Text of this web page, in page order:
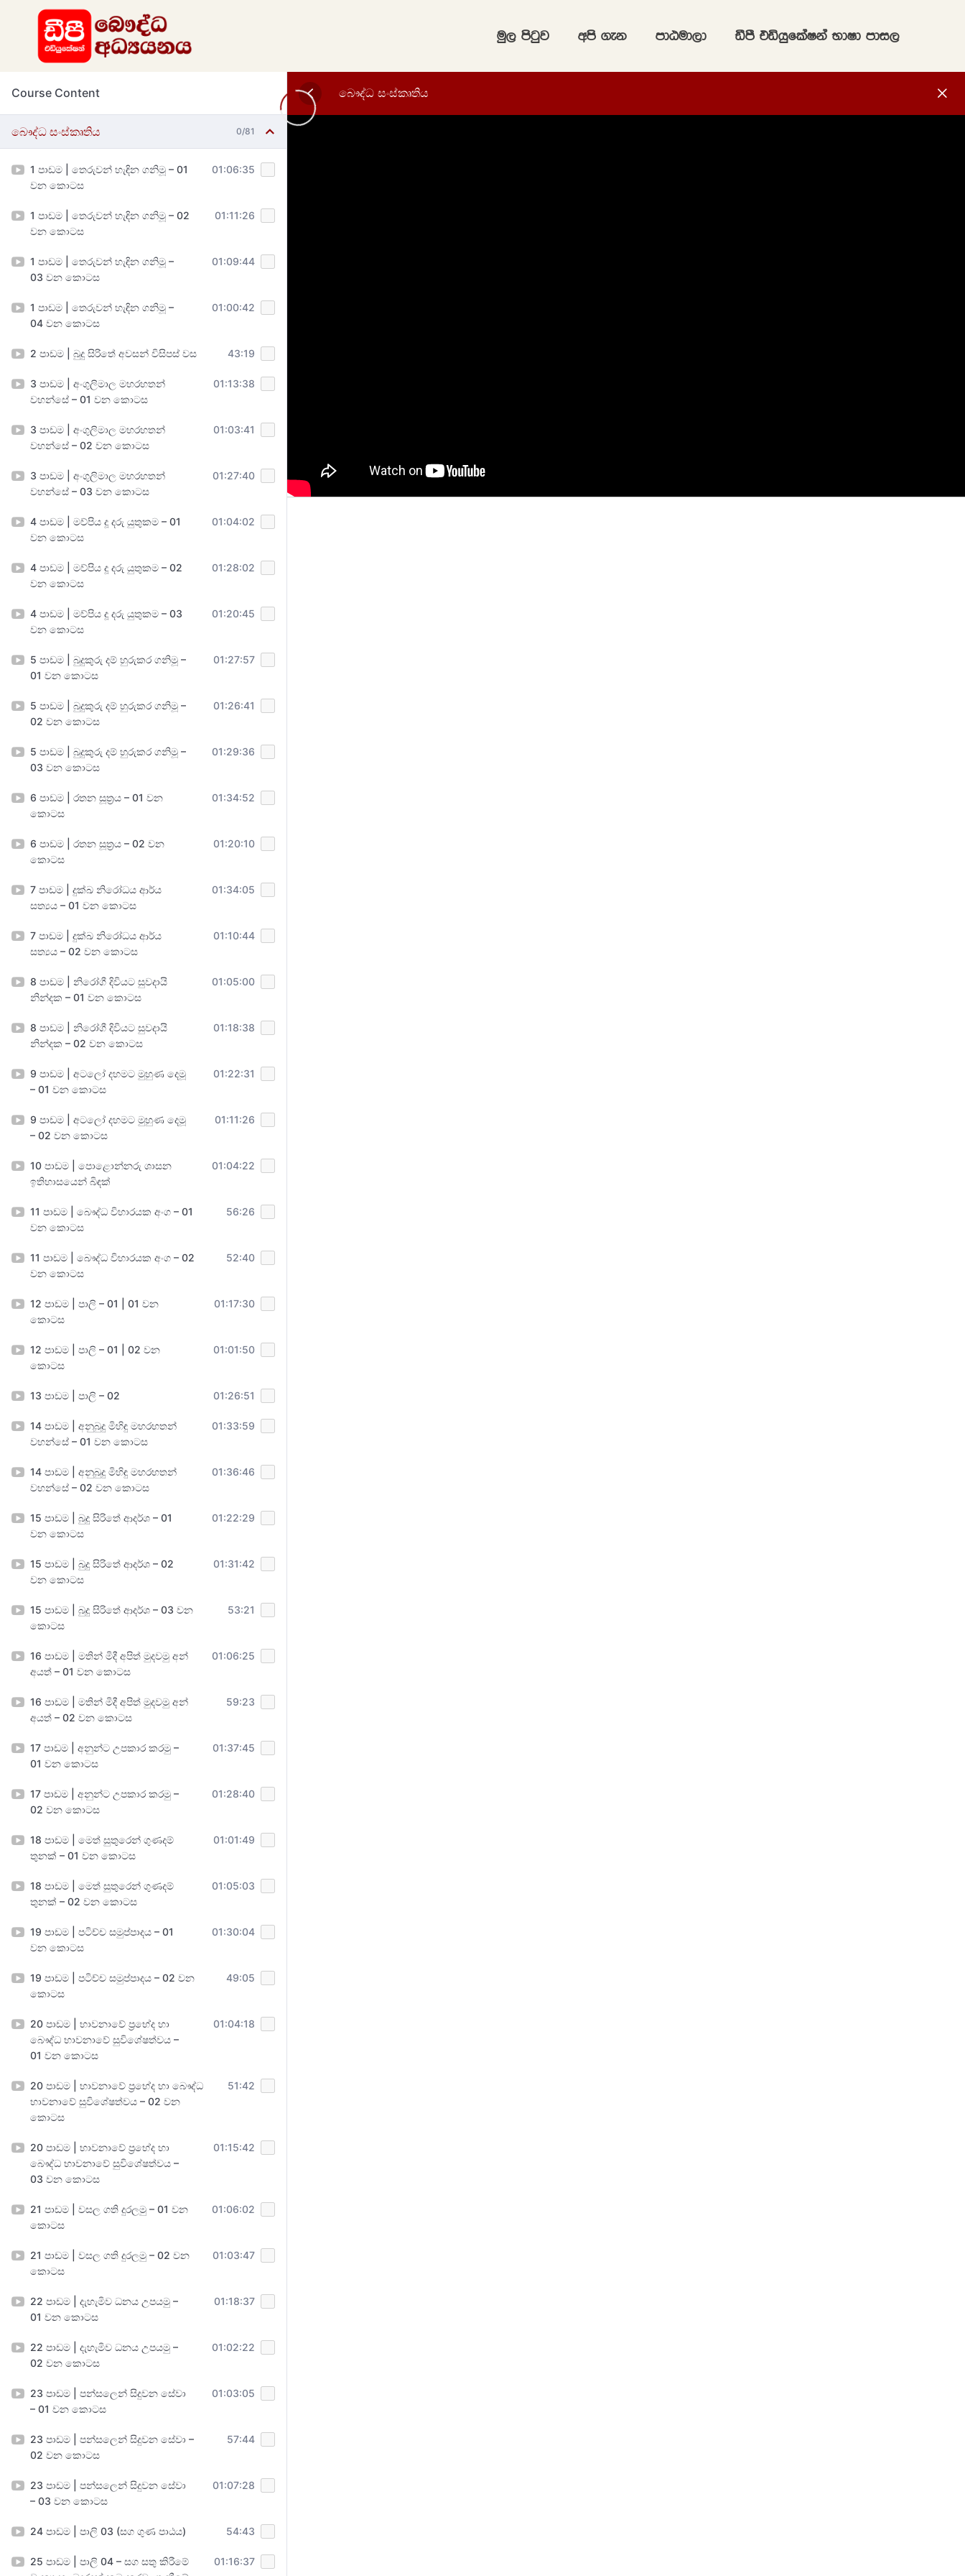
uq, msgqj wms .ek mdGud,d ãmS tähqflaIka NdId mdi,
Course Content
බෞද්ධ සංස්කෘතිය 0/81
1 පාඩම | තෙරුවන් හැඳින ගනිමූ – 01
වන කොටස
01:06:35
1 පාඩම | තෙරුවන් හැඳින ගනිමූ – 02
වන කොටස
01:11:26
1 පාඩම | තෙරුවන් හැඳින ගනිමූ –
03 වන කොටස
01:09:44
1 පාඩම | තෙරුවන් හැඳින ගනිමූ –
04 වන කොටස
01:00:42
2 පාඩම | බුදු සිරිතේ අවසන් විසිපස් වස 43:19
3 පාඩම | අංගුලිමාල මහරහතන්
වහන්සේ – 01 වන කොටස
01:13:38
3 පාඩම | අංගුලිමාල මහරහතන්
වහන්සේ – 02 වන කොටස
01:03:41
3 පාඩම | අංගුලිමාල මහරහතන්
වහන්සේ – 03 වන කොටස
01:27:40
4 පාඩම | මව්පිය දූ දරු යුතුකම – 01
වන කොටස
01:04:02
4 පාඩම | මව්පිය දූ දරු යුතුකම – 02
වන කොටස
01:28:02
4 පාඩම | මව්පිය දූ දරු යුතුකම – 03
වන කොටස
01:20:45
5 පාඩම | බුදුකුරු දම් හුරුකර ගනිමූ –
01 වන කොටස
01:27:57
5 පාඩම | බුදුකුරු දම් හුරුකර ගනිමූ –
02 වන කොටස
01:26:41
5 පාඩම | බුදුකුරු දම් හුරුකර ගනිමූ –
03 වන කොටස
01:29:36
6 පාඩම | රතන සූත්‍රය – 01 වන
කොටස
01:34:52
6 පාඩම | රතන සූත්‍රය – 02 වන
කොටස
01:20:10
7 පාඩම | දුක්ඛ නිරෝධය ආර්ය
සත්‍යය – 01 වන කොටස
01:34:05
7 පාඩම | දුක්ඛ නිරෝධය ආර්ය
සත්‍යය – 02 වන කොටස
01:10:44
8 පාඩම | නිරෝගී දිවියට සුවදායි
නින්දක – 01 වන කොටස
01:05:00
8 පාඩම | නිරෝගී දිවියට සුවදායි
නින්දක – 02 වන කොටස
01:18:38
9 පාඩම | අටලෝ දහමට මුහුණ දෙමූ
– 01 වන කොටස
01:22:31
9 පාඩම | අටලෝ දහමට මුහුණ දෙමූ
– 02 වන කොටස
01:11:26
10 පාඩම | පොළොන්නරු ශාසන
ඉතිහාසයෙන් බිඳක්
01:04:22
11 පාඩම | බෞද්ධ විහාරයක අංග – 01
වන කොටස
56:26
11 පාඩම | බෞද්ධ විහාරයක අංග – 02
වන කොටස
52:40
12 පාඩම | පාලි – 01 | 01 වන
කොටස
01:17:30
12 පාඩම | පාලි – 01 | 02 වන
කොටස
01:01:50
13 පාඩම | පාලි – 02 01:26:51
14 පාඩම | අනුබුදු මිහිඳු මහරහතන්
වහන්සේ – 01 වන කොටස
01:33:59
14 පාඩම | අනුබුදු මිහිඳු මහරහතන්
වහන්සේ – 02 වන කොටස
01:36:46
15 පාඩම | බුදු සිරිතේ ආදර්ශ – 01
වන කොටස
01:22:29
15 පාඩම | බුදු සිරිතේ ආදර්ශ – 02
වන කොටස
01:31:42
15 පාඩම | බුදු සිරිතේ ආදර්ශ – 03 වන
කොටස
53:21
16 පාඩම | මතින් මිදී අපිත් මුදවමු අන්
අයත් – 01 වන කොටස
01:06:25
16 පාඩම | මතින් මිදී අපිත් මුදවමු අන්
අයත් – 02 වන කොටස
59:23
17 පාඩම | අනුන්ට උපකාර කරමු –
01 වන කොටස
01:37:45
17 පාඩම | අනුන්ට උපකාර කරමු –
02 වන කොටස
01:28:40
18 පාඩම | මෙත් සුතුරෙන් ගුණදම්
තුනක් – 01 වන කොටස
01:01:49
18 පාඩම | මෙත් සුතුරෙන් ගුණදම්
තුනක් – 02 වන කොටස
01:05:03
19 පාඩම | පටිච්ච සමුප්පාදය – 01
වන කොටස
01:30:04
19 පාඩම | පටිච්ච සමුප්පාදය – 02 වන
කොටස
49:05
20 පාඩම | භාවනාවේ ප්‍රභේද හා
බෞද්ධ භාවනාවේ සුවිශේෂත්වය –
01 වන කොටස
01:04:18
20 පාඩම | භාවනාවේ ප්‍රභේද හා බෞද්ධ
භාවනාවේ සුවිශේෂත්වය – 02 වන
කොටස
51:42
20 පාඩම | භාවනාවේ ප්‍රභේද හා
බෞද්ධ භාවනාවේ සුවිශේෂත්වය –
03 වන කොටස
01:15:42
21 පාඩම | වසල ගති දුරලමු – 01 වන
කොටස
01:06:02
21 පාඩම | වසල ගති දුරලමු – 02 වන
කොටස
01:03:47
22 පාඩම | දැහැමිව ධනය උපයමු –
01 වන කොටස
01:18:37
22 පාඩම | දැහැමිව ධනය උපයමු –
02 වන කොටස
01:02:22
23 පාඩම | පන්සලෙන් සිදුවන සේවා
– 01 වන කොටස
01:03:05
23 පාඩම | පන්සලෙන් සිදුවන සේවා –
02 වන කොටස
57:44
23 පාඩම | පන්සලෙන් සිදුවන සේවා
– 03 වන කොටස
01:07:28
24 පාඩම | පාලි 03 (සග ගුණ පාඨය) 54:43
25 පාඩම | පාලි 04 – සග සතු කිරීමේ
01:16:37
බෞද්ධ සංස්කෘතිය